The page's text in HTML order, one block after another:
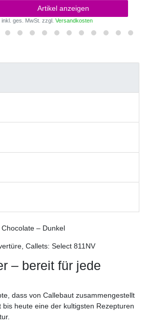
Artikel anzeigen
inkl. ges. MwSt. zzgl.Versandkosten
– Dunkel
Callets: Select 811NV
– bereit für jede
dass von Callebaut zusammengestellt
bis heute eine der kultigsten Rezepturen